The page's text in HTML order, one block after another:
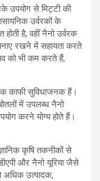
उपयोग से मिट्टी की
उर्वरकों के
है, वहीं नैनो उर्वरक
रखने में सहायता करते
को भी कम करते हैं,
काफी सुविधाजनक हैं।
में उपलब्ध नैनो
करने योग्य होते हैं।
कृषि तकनीकों से
और नैनो यूरिया जैसे
अधिक उत्पादक,